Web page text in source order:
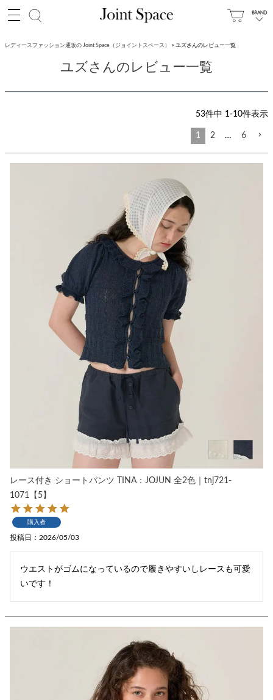
レディースファッション通販の Joint Space（ジョイントスペース） ユズさんのレビュー一覧
ユズさんのレビュー一覧
53件中 1-10件表示
1 2 … 6
レース付き ショートパンツ TINA：JOJUN 全2色｜tnj721-
1071【5】
購入者
投稿日 2026/05/03
ウエストがゴムになっているので履きやすいしレースも可愛
いです！